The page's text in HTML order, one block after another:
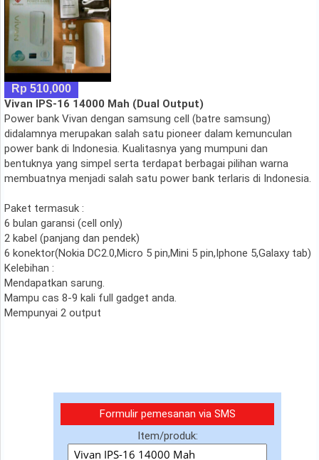
Rp 510,000
Vivan IPS-16 14000 Mah (Dual Output)
Power bank Vivan dengan samsung cell (batre samsung)
didalamnya merupakan salah satu pioneer dalam kemunculan
power bank di Indonesia. Kualitasnya yang mumpuni dan
bentuknya yang simpel serta terdapat berbagai pilihan warna
membuatnya menjadi salah satu power bank terlaris di Indonesia.
Paket termasuk :
6 bulan garansi (cell only)
2 kabel (panjang dan pendek)
6 konektor(Nokia DC2.0,Micro 5 pin,Mini 5 pin,Iphone 5,Galaxy tab)
Kelebihan :
Mendapatkan sarung.
Mampu cas 8-9 kali full gadget anda.
Mempunyai 2 output
Formulir pemesanan via SMS
Item/produk: